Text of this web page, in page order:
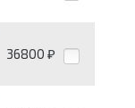
36800 ₽